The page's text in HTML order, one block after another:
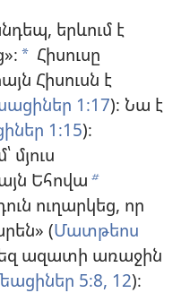
երևում է
a Հիսուսը
Հիսուսն է
1։17)։ Նա է
1։15)։
մյուս
Եհովա b
ուղարկեց, որ
(Մատթեոս
ազատի առաջին
5։8, 12)։